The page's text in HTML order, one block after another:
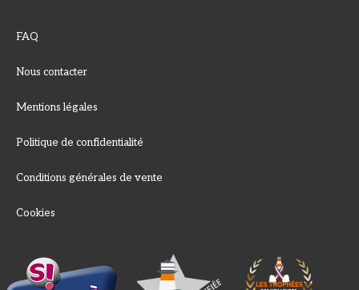
FAQ
Nous contacter
Mentions légales
Politique de confidentialité
Conditions générales de vente
Cookies